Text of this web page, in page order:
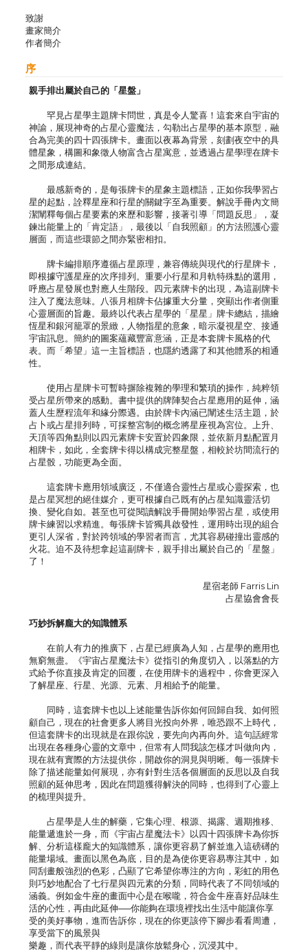
致謝
畫家簡介
作者簡介
序
親手排出屬於自己的「星盤」
罕見占星學主題牌卡問世，真是令人驚喜！這套來自宇宙的
神諭，展現神奇的占星心靈魔法，勾勒出占星學的基本原型，融
合為完美的四十四張牌卡。畫面以夜幕為背景，刻劃夜空中的具
體星象，構圖和象徵人物富含占星寓意，並透過占星學理在牌卡
之間形成連結。
最感新奇的，是每張牌卡的星象主題標語，正如你我學習占
星的起點，詮釋星座和行星的關鍵字至為重要。解說手冊內文簡
潔闡釋每個占星要素的來歷和影響，接著引導「問題反思」，凝
鍊出能量上的「肯定語」，最後以「自我照顧」的方法照護心靈
層面，而這些環節之間亦緊密相扣。
牌卡編排順序遵循占星原理，兼容傳統與現代的行星牌卡，
即根據守護星座的次序排列。重要小行星和月軌特殊點的選用，
呼應占星發展也對應人生階段。四元素牌卡的出現，為這副牌卡
注入了魔法意味。八張月相牌卡佔據重大分量，突顯出作者側重
心靈層面的旨趣。最終以代表占星學的「星星」牌卡總結，描繪
恆星和銀河籠罩的景緻，人物指星的意象，暗示凝視星空、接通
宇宙訊息。簡約的圖案蘊藏豐富意涵，正是本套牌卡風格的代
表。而「希望」這一主旨標語，也隱約透露了和其他體系的相通
性。
使用占星牌卡可暫時摒除複雜的學理和繁瑣的操作，純粹領
受占星所帶來的感動。書中提供的牌陣契合占星應用的延伸，涵
蓋人生歷程流年和緣分際遇。由於牌卡內涵已闡述生活主題，於
占卜或占星排列時，可採整宮制的概念將星座視為宮位。上升、
天頂等四角點則以四元素牌卡安置於四象限，並依新月點配置月
相牌卡，如此，全套牌卡得以構成完整星盤，相較於坊間流行的
占星骰，功能更為全面。
這套牌卡應用領域廣泛，不僅適合靈性占星或心靈探索，也
是占星冥想的絕佳媒介，更可根據自己既有的占星知識靈活切
換、變化自如。甚至也可從閱讀解說手冊開始學習占星，或使用
牌卡練習以求精進。每張牌卡皆獨具啟發性，運用時出現的組合
更引人深省，對於跨領域的學習者而言，尤其容易碰撞出靈感的
火花。迫不及待想拿起這副牌卡，親手排出屬於自己的「星盤」
了！
星宿老師 Farris Lin
占星協會會長
巧妙拆解龐大的知識體系
在前人有力的推廣下，占星已經廣為人知，占星學的應用也
無窮無盡。《宇宙占星魔法卡》從指引的角度切入，以落點的方
式給予你直接及肯定的回覆，在使用牌卡的過程中，你會更深入
了解星座、行星、光源、元素、月相給予的能量。
同時，這套牌卡也以上述能量告訴你如何回歸自我、如何照
顧自己，現在的社會更多人將目光投向外界，唯恐跟不上時代，
但這套牌卡的出現就是在跟你說，要先向內再向外。這句話經常
出現在各種身心靈的文章中，但常有人問我該怎樣才叫做向內，
現在就有實際的方法提供你，開啟你的洞見與明晰。每一張牌卡
除了描述能量如何展現，亦有針對生活各個層面的反思以及自我
照顧的延伸思考，因此在問題獲得解決的同時，也得到了心靈上
的梳理與提升。
占星學是人生的解藥，它集心理、根源、揭露、週期推移、
能量遞進於一身，而《宇宙占星魔法卡》以四十四張牌卡為你拆
解、分析這樣龐大的知識體系，讓你更容易了解並進入這磅礡的
能量場域。畫面以黑色為底，目的是為使你更容易專注其中，如
同刮畫般強烈的色彩，凸顯了它希望你專注的方向，彩虹的用色
則巧妙地配合了七行星與四元素的分類，同時代表了不同領域的
涵義。例如金牛座的畫面中心是在喉嚨，符合金牛座喜好品味生
活的心性，再由此延伸──你能夠在環境裡找出生活中能讓你享
受的美好事物，進而告訴你，現在的你更該停下腳步看看周遭，
享受當下的風景與
樂趣，而代表平靜的綠則是讓你放鬆身心，沉浸其中。